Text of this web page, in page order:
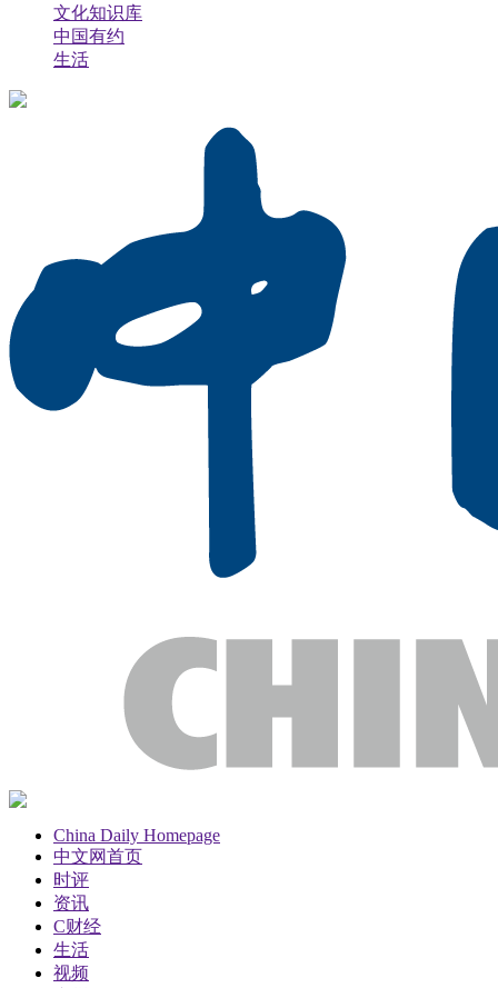
文化知识库
中国有约
生活
China Daily Homepage
中文网首页
时评
资讯
C财经
生活
视频